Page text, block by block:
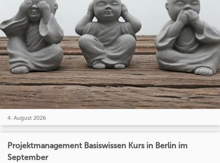
4. August 2026
Projektmanagement Basiswissen Kurs in Berlin im
September